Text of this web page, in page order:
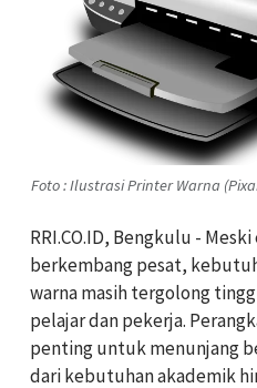
Foto : Ilustrasi Printer Warna
RRI.CO.ID, Bengkulu -
berkembang pesat,
warna masih tergolong
pelajar dan pekerja.
penting untuk menunjang
dari kebutuhan akademik